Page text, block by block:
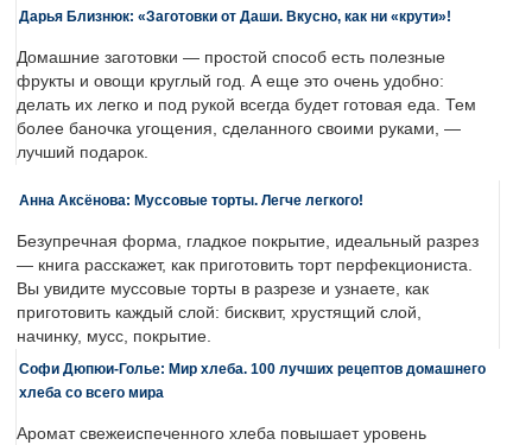
Дарья Близнюк: «Заготовки от Даши. Вкусно, как ни «крути»!
Домашние заготовки — простой способ есть полезные
фрукты и овощи круглый год. А еще это очень удобно:
делать их легко и под рукой всегда будет готовая еда. Тем
более баночка угощения, сделанного своими руками, —
лучший подарок.
Анна Аксёнова: Муссовые торты. Легче легкого!
Безупречная форма, гладкое покрытие, идеальный разрез
— книга расскажет, как приготовить торт перфекциониста.
Вы увидите муссовые торты в разрезе и узнаете, как
приготовить каждый слой: бисквит, хрустящий слой,
начинку, мусс, покрытие.
Софи Дюпюи-Голье: Мир хлеба. 100 лучших рецептов домашнего
хлеба со всего мира
Аромат свежеиспеченного хлеба повышает уровень